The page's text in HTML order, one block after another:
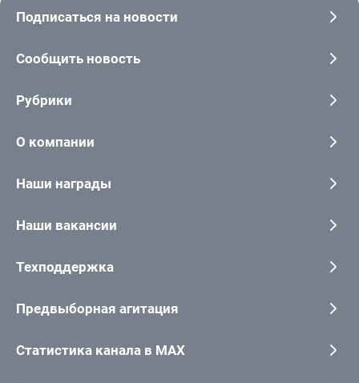
Подписаться на новости
Сообщить новость
Рубрики
О компании
Наши награды
Наши вакансии
Техподдержка
Предвыборная агитация
Статистика канала в MAX